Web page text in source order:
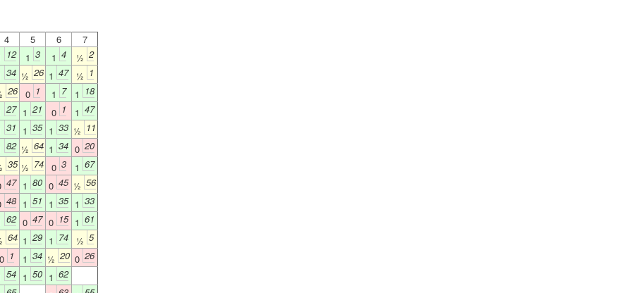
4 5 6
7
12 1 3 1 4 ½ 2
34 ½ 26 1 47 ½ 1
26 0 1 1 7 1 18
27 1 21 0 1 1 47
31 1 35 1 33 ½ 11
82 ½ 64 1 34 0 20
35 ½ 74 0 3 1 67
47 1 80 0 45 ½ 56
48 1 51 1 35 1 33
62 0 47 0 15 1 61
64 1 29 1 74 ½ 5
0 1 1 34 ½ 20 0 26
54 1 50 1 62